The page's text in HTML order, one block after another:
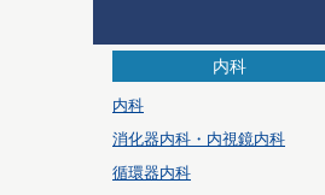
内科
内科
消化器内科・内視鏡内科
循環器内科